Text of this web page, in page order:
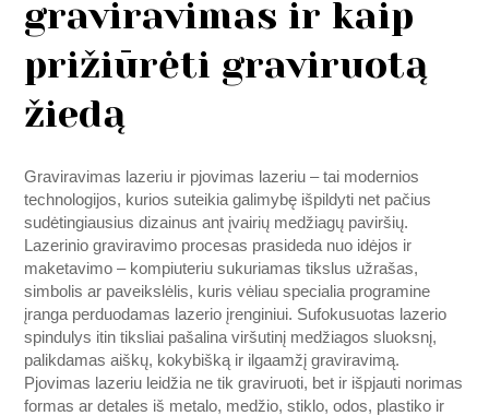
graviravimas ir kaip
prižiūrėti graviruotą
žiedą
Graviravimas lazeriu ir pjovimas lazeriu – tai modernios
technologijos, kurios suteikia galimybę išpildyti net pačius
sudėtingiausius dizainus ant įvairių medžiagų paviršių.
Lazerinio graviravimo procesas prasideda nuo idėjos ir
maketavimo – kompiuteriu sukuriamas tikslus užrašas,
simbolis ar paveikslėlis, kuris vėliau specialia programine
įranga perduodamas lazerio įrenginiui. Sufokusuotas lazerio
spindulys itin tiksliai pašalina viršutinį medžiagos sluoksnį,
palikdamas aiškų, kokybišką ir ilgaamžį graviravimą.
Pjovimas lazeriu leidžia ne tik graviruoti, bet ir išpjauti norimas
formas ar detales iš metalo, medžio, stiklo, odos, plastiko ir